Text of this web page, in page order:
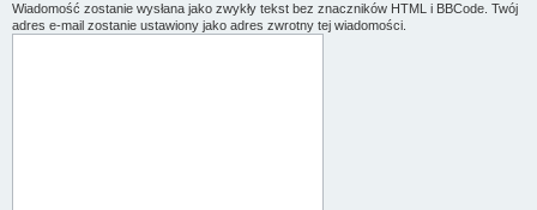
Wiadomość zostanie wysłana jako zwykły tekst bez znaczników HTML i BBCode. Twój
adres e-mail zostanie ustawiony jako adres zwrotny tej wiadomości.